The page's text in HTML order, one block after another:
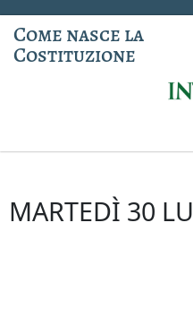
Come nasce la
Costituzione
MARTEDÌ 30